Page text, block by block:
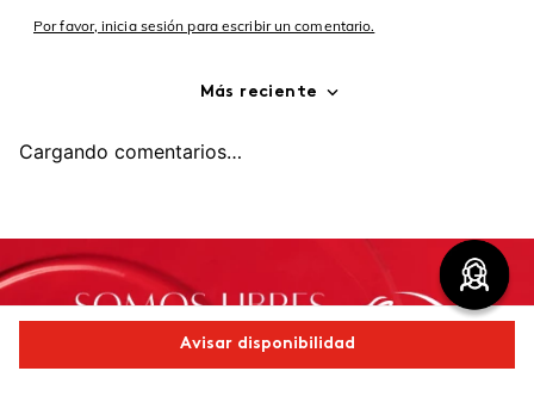
Avisar disponibilidad
Por favor, inicia sesión para escribir un comentario.
Más reciente
Cargando comentarios…